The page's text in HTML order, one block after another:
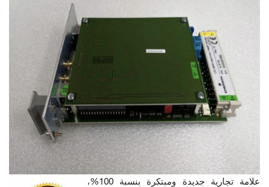
علامة تجارية جديدة ومبتكرة بنسبة 100%،